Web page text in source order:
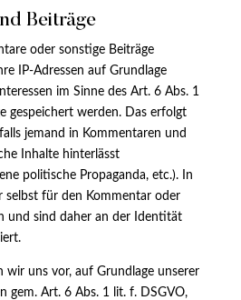
Beiträge
oder sonstige Beiträge
IP-Adressen auf Grundlage
im Sinne des Art. 6 Abs. 1
gespeichert werden. Das erfolgt
jemand in Kommentaren und
Inhalte hinterlässt
politische Propaganda, etc.). In
selbst für den Kommentar oder
und sind daher an der Identität
wir uns vor, auf Grundlage unserer
gem. Art. 6 Abs. 1 lit. f. DSGVO,